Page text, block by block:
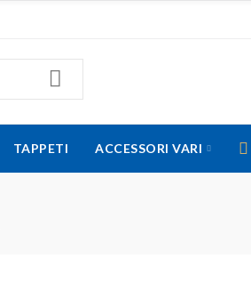
TAPPETI ACCESSORI VARI